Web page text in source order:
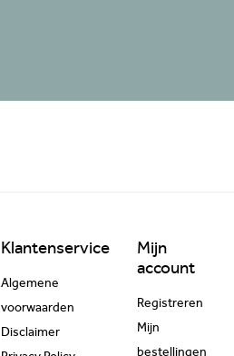
Klantenservice
Algemene
voorwaarden
Disclaimer
Mijn
account
Registreren
Mijn
bestellingen